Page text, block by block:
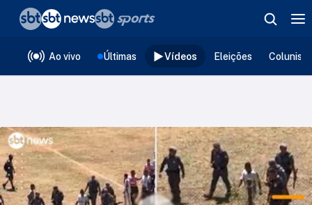
Ao vivo Últimas Vídeos Eleições
❮voltar
Editorias